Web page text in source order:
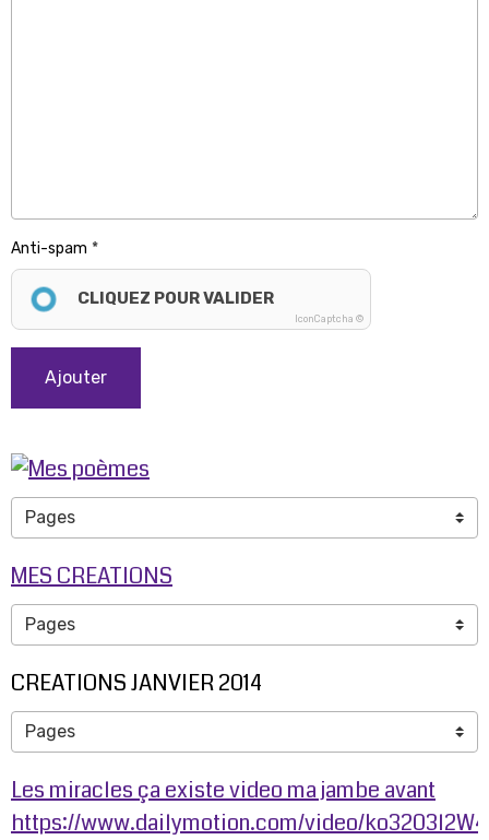
Anti-spam
CLIQUEZ POUR VALIDER
IconCaptcha ©
Ajouter
MES CREATIONS
CREATIONS JANVIER 2014
Les miracles ça existe video ma jambe avant
https://www.dailymotion.com/video/